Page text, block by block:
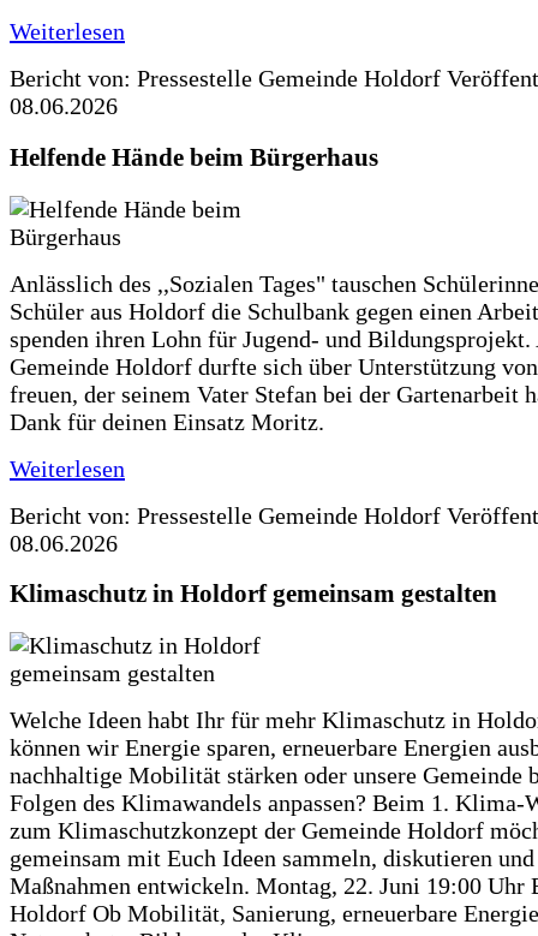
Weiterlesen
Bericht von: Pressestelle Gemeinde Holdorf
08.06.2026
Helfende Hände beim Bürgerhaus
Anlässlich des ,,Sozialen Tages" tauschen
Schüler aus Holdorf die Schulbank gegen einen
spenden ihren Lohn für Jugend- und Bildungsprojekt.
Gemeinde Holdorf durfte sich über Unterstützung
freuen, der seinem Vater Stefan bei der Gartenarbeit
Dank für deinen Einsatz Moritz.
Weiterlesen
Bericht von: Pressestelle Gemeinde Holdorf
08.06.2026
Klimaschutz in Holdorf gemeinsam gestalten
Welche Ideen habt Ihr für mehr Klimaschutz in
können wir Energie sparen, erneuerbare Energien
nachhaltige Mobilität stärken oder unsere Gemeinde
Folgen des Klimawandels anpassen? Beim 1. Klima-
zum Klimaschutzkonzept der Gemeinde Holdorf
gemeinsam mit Euch Ideen sammeln, diskutieren
Maßnahmen entwickeln. Montag, 22. Juni 19:00 Uhr
Holdorf Ob Mobilität, Sanierung, erneuerbare